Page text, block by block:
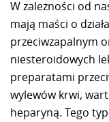
W zależności od
mają maści o
przeciwzapalnym
niesteroidowych
preparatami
wylewów krwi,
heparyną. Tego